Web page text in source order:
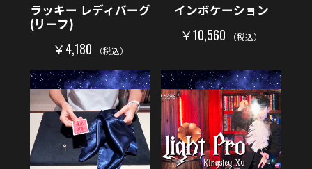
ラッキー レディバーグ
(リーフ)
￥4,180 （税込）
インボケーション
￥10,560 （税込）